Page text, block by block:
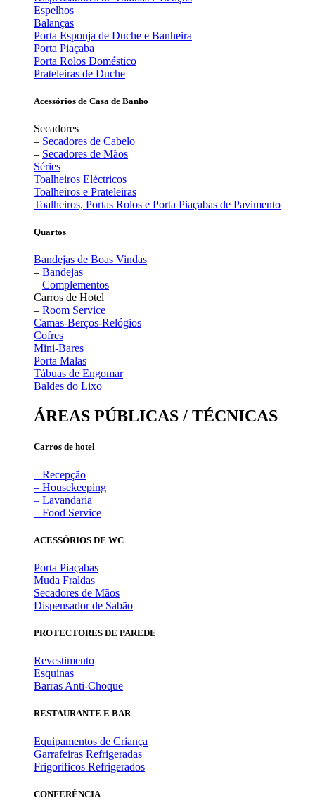
Espelhos
Balanças
Porta Esponja de Duche e Banheira
Porta Piaçaba
Porta Rolos Doméstico
Prateleiras de Duche
Acessórios de Casa de Banho
Secadores
– Secadores de Cabelo
– Secadores de Mãos
Séries
Toalheiros Eléctricos
Toalheiros e Prateleiras
Toalheiros, Portas Rolos e Porta Piaçabas de Pavimento
Quartos
Bandejas de Boas Vindas
– Bandejas
– Complementos
Carros de Hotel
– Room Service
Camas-Berços-Relógios
Cofres
Mini-Bares
Porta Malas
Tábuas de Engomar
Baldes do Lixo
ÁREAS PÚBLICAS / TÉCNICAS
Carros de hotel
– Recepção
– Housekeeping
– Lavandaria
– Food Service
ACESSÓRIOS DE WC
Porta Piaçabas
Muda Fraldas
Secadores de Mãos
Dispensador de Sabão
PROTECTORES DE PAREDE
Revestimento
Esquinas
Barras Anti-Choque
RESTAURANTE E BAR
Equipamentos de Criança
Garrafeiras Refrigeradas
Frigorificos Refrigerados
CONFERÊNCIA